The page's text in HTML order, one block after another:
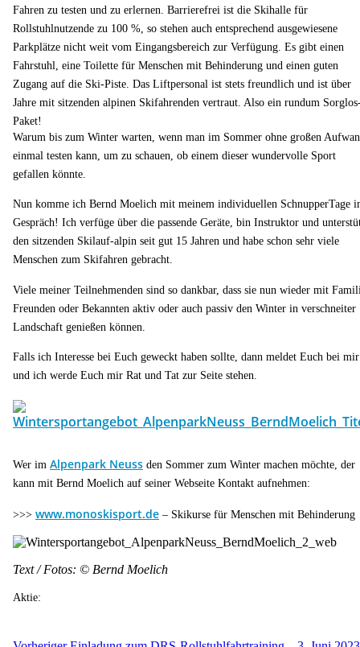
Fahren zu testen und zu erlernen. Barrierefrei ist die Skihalle für
Rollstuhlnutzende zu 100 %, so stehen auch entsprechend ausgewiesene
Parkplätze nicht weit vom Eingangsbereich zur Verfügung. Es gibt einen
Fahrstuhl, eine Toilette für Menschen mit Behinderung und einen guten
Zugang auf die Ski-Piste. Das Liftpersonal ist stets freundlich und ist über
Jahre mit sitzenden alpinen Skifahrenden vertraut. Also ein rundum
Paket!
Warum bis zum Winter warten, wenn man im Sommer ohne großen
einmal testen kann, um zu schauen, ob einem dieser wundervolle Sport
gefallen könnte.
Nun komme ich Bernd Moelich mit meinem individuellen SchnupperTage
Gespräch! Ich verfüge über die passende Geräte, bin Instruktor und
den sitzenden Skilauf-alpin seit gut 15 Jahren und habe schon sehr viele
Menschen zum Skifahren gebracht.
Viele meiner Teilnehmenden sind so dankbar, dass sie nun wieder mit
Freunden oder Bekannten aktiv oder auch passiv den Winter in verschneiter
Landschaft genießen können.
Falls ich Interesse bei Euch geweckt haben sollte, dann meldet Euch bei mir
und ich werde Euch mir Rat und Tat zur Seite stehen.
Wer im Alpenpark Neuss den Sommer zum Winter machen möchte, der
kann mit Bernd Moelich auf seiner Webseite Kontakt aufnehmen:
>>> www.monoskisport.de – Skikurse für Menschen mit Behinderung
Text / Fotos: © Bernd Moelich
Aktie: